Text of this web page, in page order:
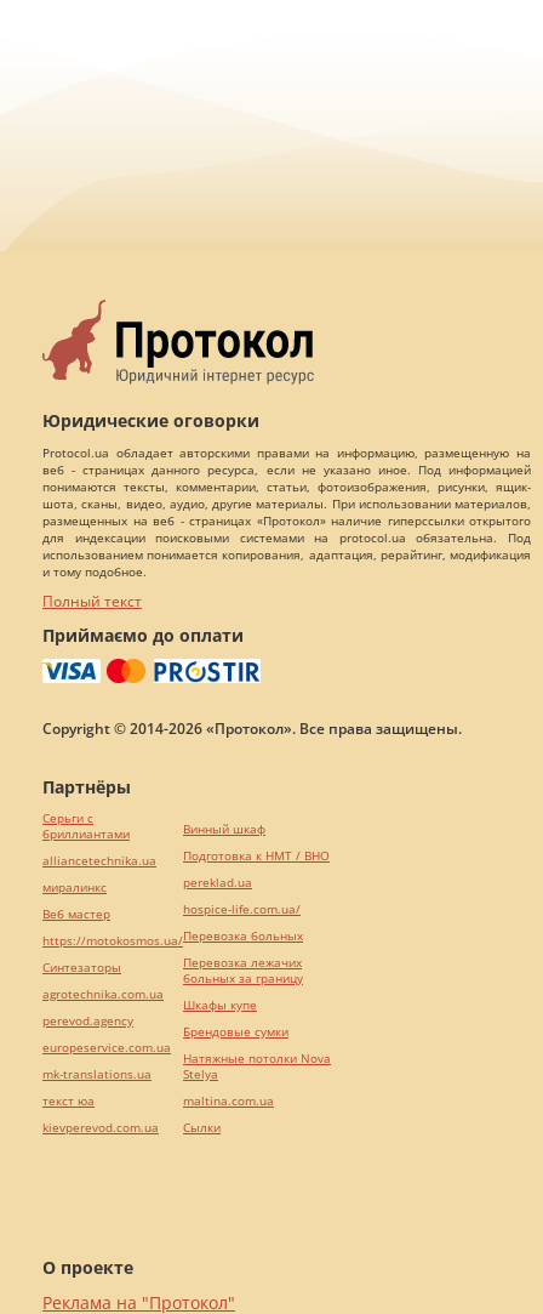
Юридические оговорки
Protocol.ua обладает авторскими правами на информацию, размещенную на
веб - страницах данного ресурса, если не указано иное. Под информацией
понимаются тексты, комментарии, статьи, фотоизображения, рисунки, ящик-
шота, сканы, видео, аудио, другие материалы. При использовании материалов,
размещенных на веб - страницах «Протокол» наличие гиперссылки открытого
для индексации поисковыми системами на protocol.ua обязательна. Под
использованием понимается копирования, адаптация, рерайтинг, модификация
и тому подобное.
Полный текст
Приймаємо до оплати
Copyright © 2014-2026 «Протокол». Все права защищены.
О проекте
Реклама на "Протокол"
Партнёры
Серьги с
бриллиантами
alliancetechnika.ua
миралинкс
Веб мастер
https://motokosmos.ua/
Синтезаторы
agrotechnika.com.ua
perevod.agency
europeservice.com.ua
mk-translations.ua
текст юа
kievperevod.com.ua
Винный шкаф
Подготовка к НМТ / ВНО
pereklad.ua
hospice-life.com.ua/
Перевозка больных
Перевозка лежачих
больных за границу
Шкафы купе
Брендовые сумки
Натяжные потолки Nova
Stelya
maltina.com.ua
Cылки